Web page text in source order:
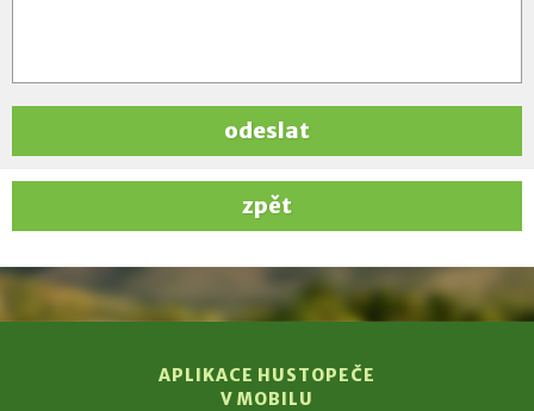
odeslat
zpět
APLIKACE HUSTOPEČE
V MOBILU